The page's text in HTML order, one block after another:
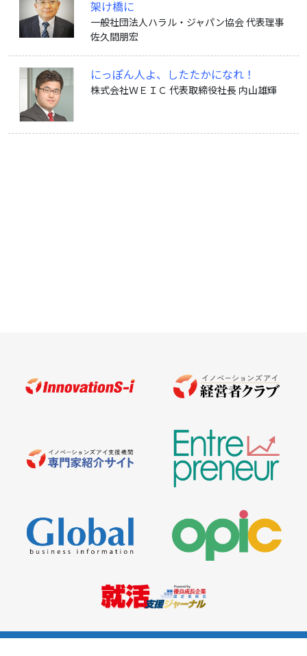
架け橋に
一般社団法人ハラル・ジャパン協会 代表理事
佐久間朋宏
にっぽん人よ、したたかになれ！
株式会社ＷＥＩＣ 代表取締役社長 内山雄輝